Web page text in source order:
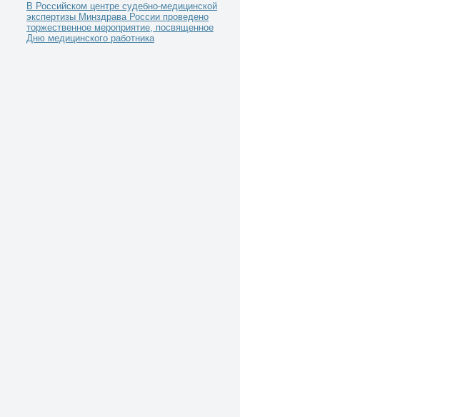
Тамбовское областное государственное бюджетное учреждение
В Российском центре судебно-медицинской
экспертизы Минздрава России проведено
торжественное мероприятие, посвященное
Дню медицинского работника